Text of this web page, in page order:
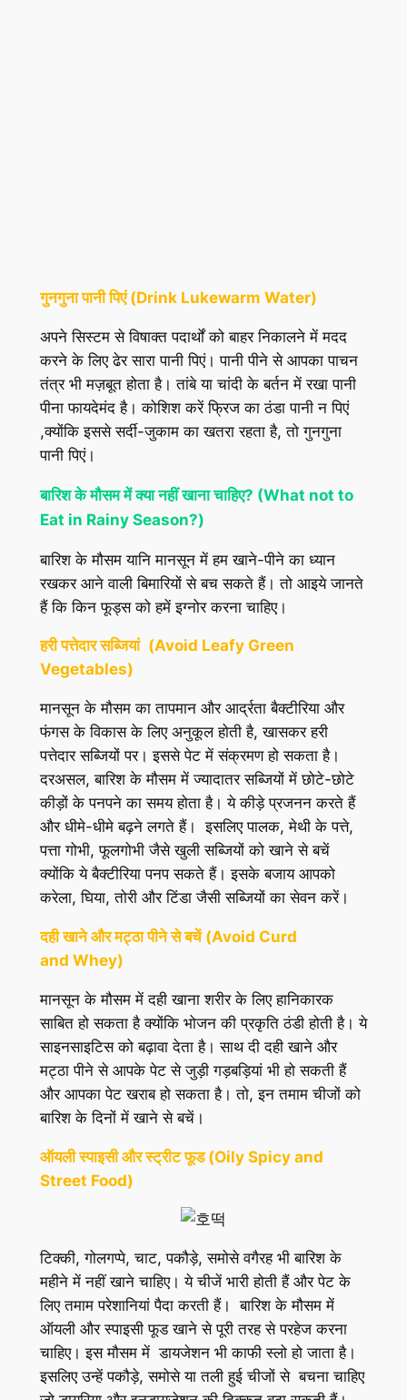
गुनगुना पानी पिएं (Drink Lukewarm Water)
अपने सिस्टम से विषाक्त पदार्थों को बाहर निकालने में मदद
करने के लिए ढेर सारा पानी पिएं। पानी पीने से आपका पाचन
तंत्र भी मज़बूत होता है। तांबे या चांदी के बर्तन में रखा पानी
पीना फायदेमंद है। कोशिश करें फ्रिज का ठंडा पानी न पिएं
,क्योंकि इससे सर्दी-जुकाम का खतरा रहता है, तो गुनगुना
पानी पिएं।
बारिश के मौसम में क्या नहीं खाना चाहिए? (What not to
Eat in Rainy Season?)
बारिश के मौसम यानि मानसून में हम खाने-पीने का ध्यान
रखकर आने वाली बिमारियों से बच सकते हैं। तो आइये जानते
हैं कि किन फूड्स को हमें इग्नोर करना चाहिए।
हरी पत्तेदार सब्जियां (Avoid Leafy Green
Vegetables)
मानसून के मौसम का तापमान और आर्द्रता बैक्टीरिया और
फंगस के विकास के लिए अनुकूल होती है, खासकर हरी
पत्तेदार सब्जियों पर। इससे पेट में संक्रमण हो सकता है।
दरअसल, बारिश के मौसम में ज्यादातर सब्जियों में छोटे-छोटे
कीड़ों के पनपने का समय होता है। ये कीड़े प्रजनन करते हैं
और धीमे-धीमे बढ़ने लगते हैं। इसलिए पालक, मेथी के पत्ते,
पत्ता गोभी, फूलगोभी जैसे खुली सब्जियों को खाने से बचें
क्योंकि ये बैक्टीरिया पनप सकते हैं। इसके बजाय आपको
करेला, घिया, तोरी और टिंडा जैसी सब्जियों का सेवन करें।
दही खाने और मट्ठा पीने से बचें (Avoid Curd
and Whey)
मानसून के मौसम में दही खाना शरीर के लिए हानिकारक
साबित हो सकता है क्योंकि भोजन की प्रकृति ठंडी होती है। ये
साइनसाइटिस को बढ़ावा देता है। साथ दी दही खाने और
मट्ठा पीने से आपके पेट से जुड़ी गड़बड़ियां भी हो सकती हैं
और आपका पेट खराब हो सकता है। तो, इन तमाम चीजों को
बारिश के दिनों में खाने से बचें।
ऑयली स्पाइसी और स्ट्रीट फूड (Oily Spicy and
Street Food)
टिक्की, गोलगप्पे, चाट, पकौड़े, समोसे वगैरह भी बारिश के
महीने में नहीं खाने चाहिए। ये चीजें भारी होती हैं और पेट के
लिए तमाम परेशानियां पैदा करती हैं। बारिश के मौसम में
ऑयली और स्पाइसी फूड खाने से पूरी तरह से परहेज करना
चाहिए। इस मौसम में डायजेशन भी काफी स्लो हो जाता है।
इसलिए उन्हें पकौड़े, समोसे या तली हुई चीजों से बचना चाहिए